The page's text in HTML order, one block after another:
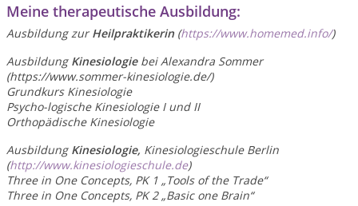
Meine therapeutische Ausbildung:
Ausbildung zurHeilpraktikerin (https://www.homemed.info/)
Ausbildung Kinesiologiebei Alexandra Sommer
(https://www.sommer-kinesiologie.de/)
Grundkurs Kinesiologie
Psycho-logische Kinesiologie I und II
Orthopädische Kinesiologie
Ausbildung Kinesiologie, Kinesiologieschule Berlin
(http://www.kinesiologieschule.de)
Three in One Concepts, PK 1 „Tools of the Trade“
Three in One Concepts, PK 2 „Basic one Brain“